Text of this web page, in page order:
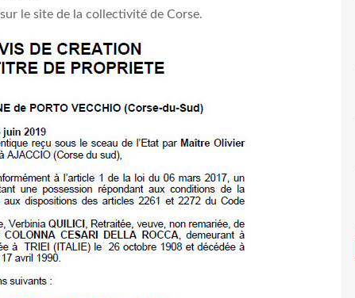
le site de la collectivité de Corse.